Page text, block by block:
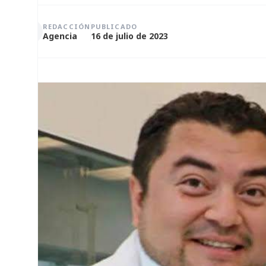
REDACCIÓN
Agencia
PUBLICADO
16 de julio de 2023